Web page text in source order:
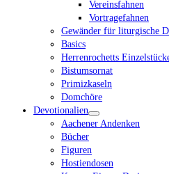
Vereinsfahnen
Vortragefahnen
Gewänder für liturgische
Basics
Herrenrochetts
Bistumsornat
Primizkaseln
Domchöre
Devotionalien
Aachener Andenken
Bücher
Figuren
Hostiendosen